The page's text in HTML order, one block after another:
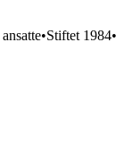
ansatte•Stiftet 1984•